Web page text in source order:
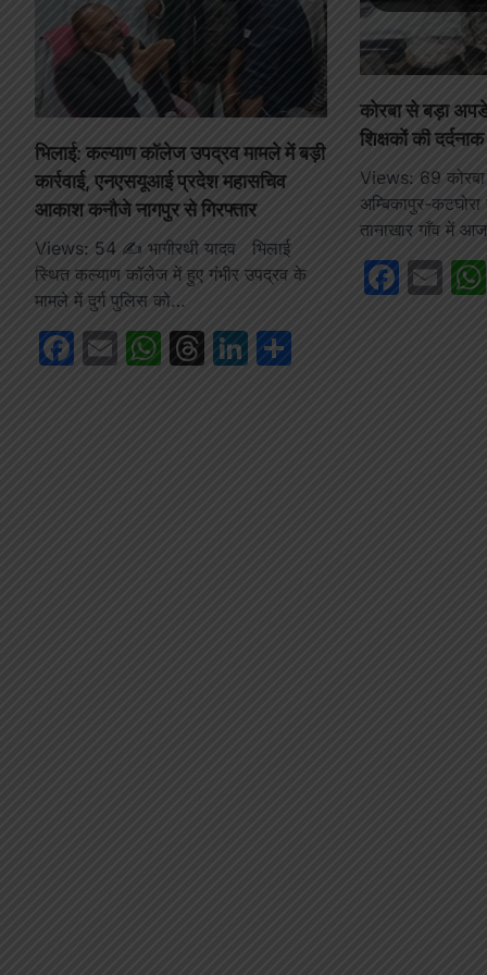
भिलाई: कल्याण कॉलेज उपद्रव मामले में बड़ी
कार्रवाई, एनएसयूआई प्रदेश महासचिव
आकाश कनौजे नागपुर से गिरफ्तार
Views: 54 ✍️ भागीरथी यादव भिलाई
स्थित कल्याण कॉलेज में हुए गंभीर उपद्रव के
मामले में दुर्ग पुलिस को…
Facebook
EmailWhatsApp
Threads
LinkedIn
कोरबा से बड़ा
शिक्षकों की
Views: 69 कोरबा
अम्बिकापुर-
तानाखार गाँव में